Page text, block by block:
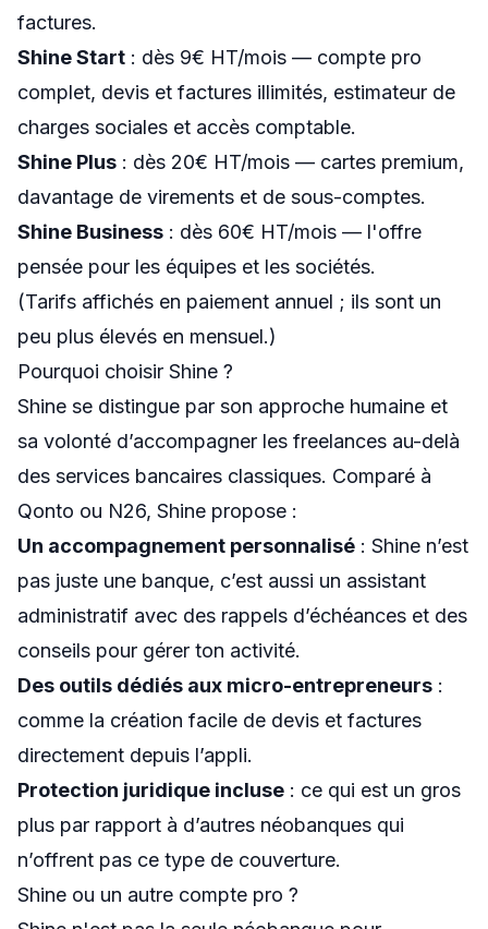
factures.
Shine Start : dès 9€ HT/mois — compte pro
complet, devis et factures illimités, estimateur de
charges sociales et accès comptable.
Shine Plus : dès 20€ HT/mois — cartes premium,
davantage de virements et de sous-comptes.
Shine Business : dès 60€ HT/mois — l'offre
pensée pour les équipes et les sociétés.
(Tarifs affichés en paiement annuel ; ils sont un
peu plus élevés en mensuel.)
Pourquoi choisir Shine ?
Shine se distingue par son approche humaine et
sa volonté d’accompagner les freelances au-delà
des services bancaires classiques. Comparé à
Qonto ou N26, Shine propose :
Un accompagnement personnalisé : Shine n’est
pas juste une banque, c’est aussi un assistant
administratif avec des rappels d’échéances et des
conseils pour gérer ton activité.
Des outils dédiés aux micro-entrepreneurs :
comme la création facile de devis et factures
directement depuis l’appli.
Protection juridique incluse : ce qui est un gros
plus par rapport à d’autres néobanques qui
n’offrent pas ce type de couverture.
Shine ou un autre compte pro ?